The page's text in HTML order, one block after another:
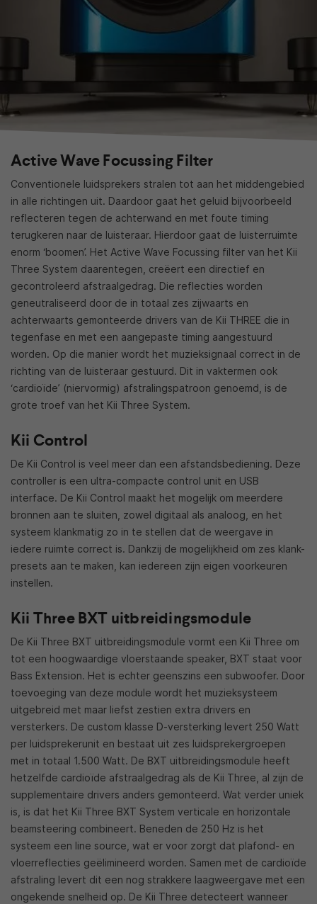
Active Wave Focussing Filter
Conventionele luidsprekers stralen tot aan het middengebied
in alle richtingen uit. Daardoor gaat het geluid bijvoorbeeld
reflecteren tegen de achterwand en met foute timing
terugkeren naar de luisteraar. Hierdoor gaat de luisterruimte
enorm ‘boomen’. Het Active Wave Focussing filter van het Kii
Three System daarentegen, creëert een directief en
gecontroleerd afstraalgedrag. Die reflecties worden
geneutraliseerd door de in totaal zes zijwaarts en
achterwaarts gemonteerde drivers van de Kii THREE die in
tegenfase en met een aangepaste timing aangestuurd
worden. Op die manier wordt het muzieksignaal correct in de
richting van de luisteraar gestuurd. Dit in vaktermen ook
‘cardioïde’ (niervormig) afstralingspatroon genoemd, is de
grote troef van het Kii Three System.
Kii Control
De Kii Control is veel meer dan een afstandsbediening. Deze
controller is een ultra-compacte control unit en USB
interface. De Kii Control maakt het mogelijk om meerdere
bronnen aan te sluiten, zowel digitaal als analoog, en het
systeem klankmatig zo in te stellen dat de weergave in
iedere ruimte correct is. Dankzij de mogelijkheid om zes klank-
presets aan te maken, kan iedereen zijn eigen voorkeuren
instellen.
Kii Three BXT uitbreidingsmodule
De Kii Three BXT uitbreidingsmodule vormt een Kii Three om
tot een hoogwaardige vloerstaande speaker, BXT staat voor
Bass Extension. Het is echter geenszins een subwoofer. Door
toevoeging van deze module wordt het muzieksysteem
uitgebreid met maar liefst zestien extra drivers en
versterkers. De custom klasse D-versterking levert 250 Watt
per luidsprekerunit en bestaat uit zes luidsprekergroepen
met in totaal 1.500 Watt. De BXT uitbreidingsmodule heeft
hetzelfde cardioïde afstraalgedrag als de Kii Three, al zijn de
supplementaire drivers anders gemonteerd. Wat verder uniek
is, is dat het Kii Three BXT System verticale en horizontale
beamsteering combineert. Beneden de 250 Hz is het
systeem een line source, wat er voor zorgt dat plafond- en
vloerreflecties geëlimineerd worden. Samen met de cardioïde
afstraling levert dit een nog strakkere laagweergave met een
ongekende snelheid op. De Kii Three detecteert wanneer